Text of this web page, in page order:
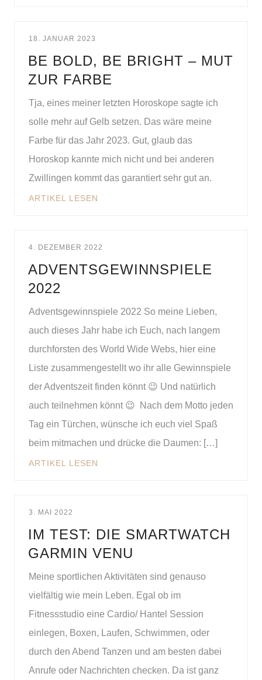
18. JANUAR 2023
BE BOLD, BE BRIGHT – MUT
ZUR FARBE
Tja, eines meiner letzten Horoskope sagte ich
solle mehr auf Gelb setzen. Das wäre meine
Farbe für das Jahr 2023. Gut, glaub das
Horoskop kannte mich nicht und bei anderen
Zwillingen kommt das garantiert sehr gut an.
ARTIKEL LESEN
4. DEZEMBER 2022
ADVENTSGEWINNSPIELE
2022
Adventsgewinnspiele 2022 So meine Lieben,
auch dieses Jahr habe ich Euch, nach langem
durchforsten des World Wide Webs, hier eine
Liste zusammengestellt wo ihr alle Gewinnspiele
der Adventszeit finden könnt 😉 Und natürlich
auch teilnehmen könnt 😉 Nach dem Motto jeden
Tag ein Türchen, wünsche ich euch viel Spaß
beim mitmachen und drücke die Daumen: […]
ARTIKEL LESEN
3. MAI 2022
IM TEST: DIE SMARTWATCH
GARMIN VENU
Meine sportlichen Aktivitäten sind genauso
vielfältig wie mein Leben. Egal ob im
Fitnessstudio eine Cardio/ Hantel Session
einlegen, Boxen, Laufen, Schwimmen, oder
durch den Abend Tanzen und am besten dabei
Anrufe oder Nachrichten checken. Da ist ganz